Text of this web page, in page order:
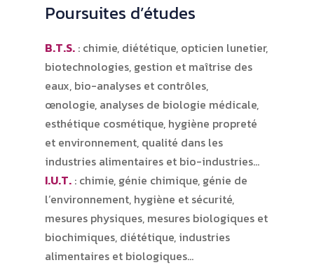
Poursuites d’études
B.T.S. : chimie, diététique, opticien lunetier,
biotechnologies, gestion et maîtrise des
eaux, bio-analyses et contrôles,
œnologie, analyses de biologie médicale,
esthétique cosmétique, hygiène propreté
et environnement, qualité dans les
industries alimentaires et bio-industries…
I.U.T. : chimie, génie chimique, génie de
l’environnement, hygiène et sécurité,
mesures physiques, mesures biologiques et
biochimiques, diététique, industries
alimentaires et biologiques…